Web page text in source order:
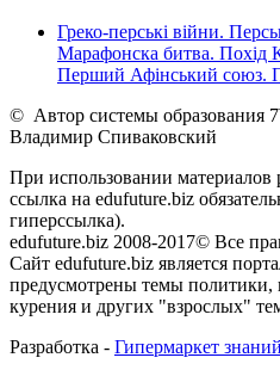
Греко-перські війни.
Марафонска битва. Похід
Перший Афінський союз.
© Автор системы образования
Владимир Спиваковский
При использовании материалов
ссылка на edufuture.biz
гиперссылка).
edufuture.biz 2008-2017© Все
Сайт edufuture.biz является
предусмотрены темы политики,
курения и других "взрослых"
Разработка - Гипермаркет